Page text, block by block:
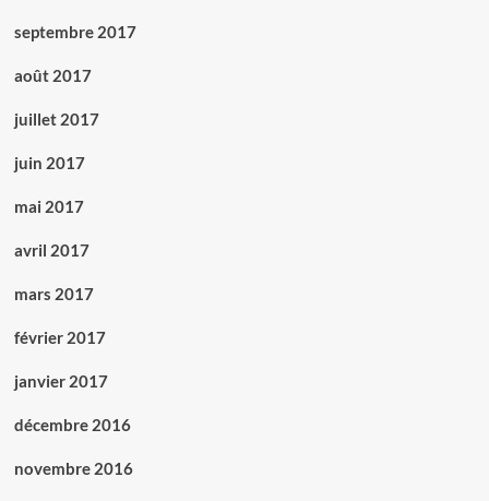
septembre 2017
août 2017
juillet 2017
juin 2017
mai 2017
avril 2017
mars 2017
février 2017
janvier 2017
décembre 2016
novembre 2016